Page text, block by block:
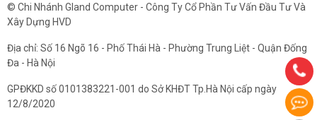
© Chi Nhánh Gland Computer - Công Ty Cổ Phần Tư Vấn Đầu Tư Và
Xây Dựng HVD
Địa chỉ: Số 16 Ngõ 16 - Phố Thái Hà - Phường Trung Liệt - Quận Đống
Đa - Hà Nội
GPĐKKD số 0101383221-001 do Sở KHĐT Tp.Hà Nội cấp ngày
12/8/2020